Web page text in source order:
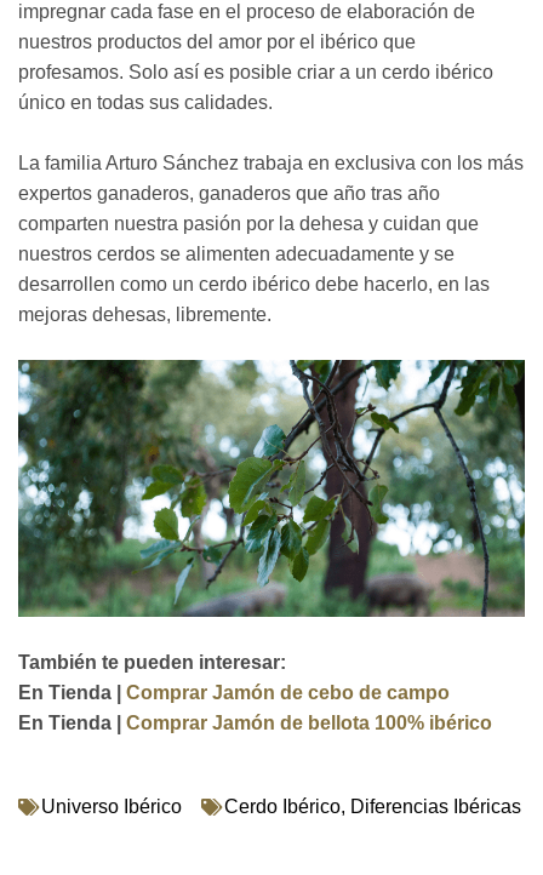
impregnar cada fase en el proceso de elaboración de
nuestros productos del amor por el ibérico que
profesamos. Solo así es posible criar a un cerdo ibérico
único en todas sus calidades.
La familia Arturo Sánchez trabaja en exclusiva con los más
expertos ganaderos, ganaderos que año tras año
comparten nuestra pasión por la dehesa y cuidan que
nuestros cerdos se alimenten adecuadamente y se
desarrollen como un cerdo ibérico debe hacerlo, en las
mejoras dehesas, libremente.
También te pueden interesar:
En Tienda | Comprar Jamón de cebo de campo
En Tienda | Comprar Jamón de bellota 100% ibérico
Universo Ibérico Cerdo Ibérico, Diferencias Ibéricas